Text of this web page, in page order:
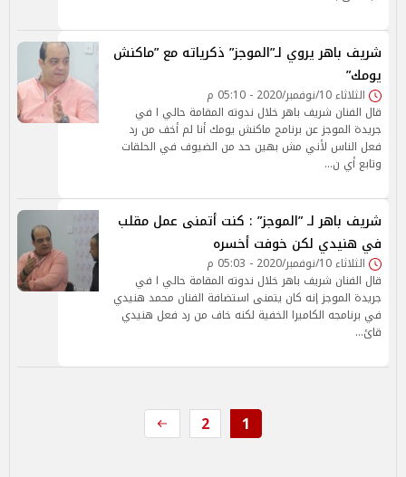
شريف باهر يروي لـ”الموجز” ذكرياته مع ”ماكنش
يومك”
الثلاثاء 10/نوفمبر/2020 - 05:10 م
قال الفنان شريف باهر خلال ندوته المقامة حالي ا في
جريدة الموجز عن برنامج ماكنش يومك أنا لم أخف من رد
فعل الناس لأني مش بهين حد من الضيوف في الحلقات
وتابع أي ن…
شريف باهر لـ ”الموجز” : كنت أتمنى عمل مقلب
في هنيدي لكن خوفت أخسره
الثلاثاء 10/نوفمبر/2020 - 05:03 م
قال الفنان شريف باهر خلال ندوته المقامة حالي ا في
جريدة الموجز إنه كان يتمنى استضافة الفنان محمد هنيدي
في برنامجه الكاميرا الخفية لكنه خاف من رد فعل هنيدي
قائ…
1
2